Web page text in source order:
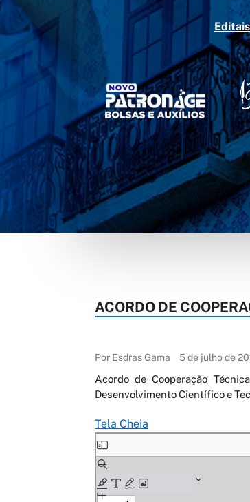
ACORDO DE
Por Esdras Gama 5 de julho de
Acordo de Cooperação
Desenvolvimento Científico e
Tela Cheia
Skip
to
PDF
content